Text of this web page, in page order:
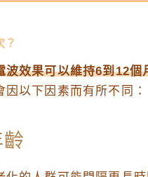
？
波效果可以維持6到12
以下因素而有所不同：